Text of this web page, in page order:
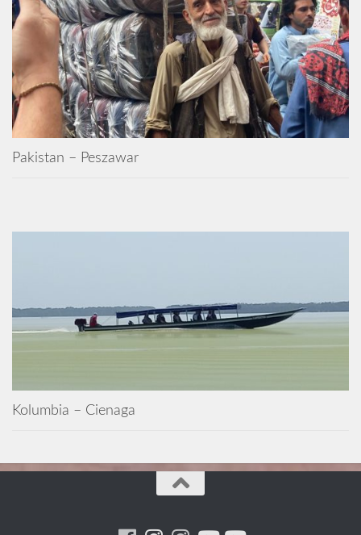
Pakistan – Peszawar
Kolumbia – Cienaga